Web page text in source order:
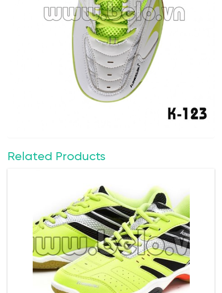
Related Products